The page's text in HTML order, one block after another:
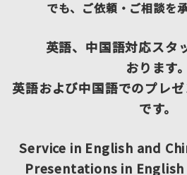
でも、ご依頼・ご相談を
英語、中国語対応スタ
おります。
英語および中国語でのプレ
です。
Service in English and
Presentations in English